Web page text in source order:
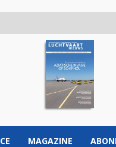
MAGAZINE